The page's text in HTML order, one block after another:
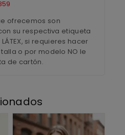
ofrecemos son
su respectiva etiqueta
LÁTEX, si requieres hacer
o por modelo NO le
de cartón.